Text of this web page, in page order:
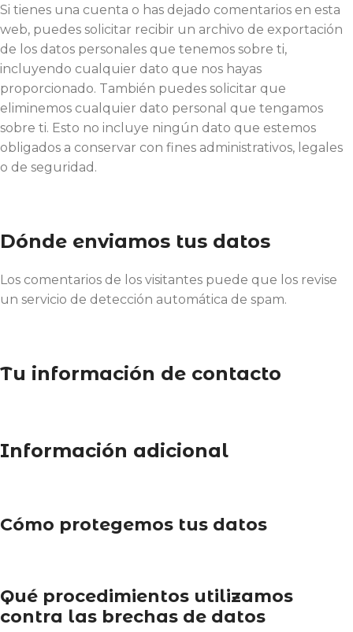
Si tienes una cuenta o has dejado comentarios en esta
web, puedes solicitar recibir un archivo de exportación
de los datos personales que tenemos sobre ti,
incluyendo cualquier dato que nos hayas
proporcionado. También puedes solicitar que
eliminemos cualquier dato personal que tengamos
sobre ti. Esto no incluye ningún dato que estemos
obligados a conservar con fines administrativos, legales
o de seguridad.
Dónde enviamos tus datos
Los comentarios de los visitantes puede que los revise
un servicio de detección automática de spam.
Tu información de contacto
Información adicional
Cómo protegemos tus datos
Qué procedimientos utilizamos
contra las brechas de datos